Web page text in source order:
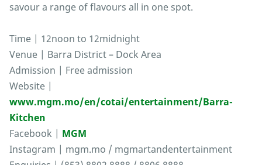
savour a range of flavours all in one spot.
Time | 12noon to 12midnight
Venue | Barra District – Dock Area
Admission | Free admission
Website |
www.mgm.mo/en/cotai/entertainment/Barra-
Kitchen
Facebook | MGM
Instagram | mgm.mo / mgmartandentertainment